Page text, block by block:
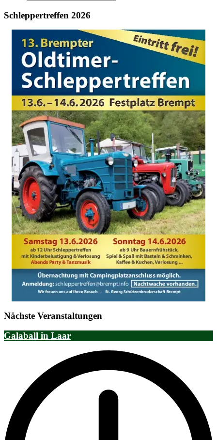
Schleppertreffen 2026
Nächste Veranstaltungen
Galaball in Laar